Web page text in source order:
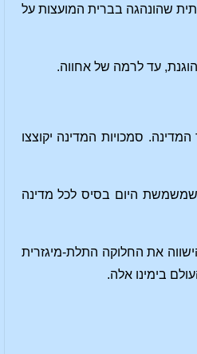
שהונהגה בברית המועצות על
עד לרמה של אחווה.
סמכויות המדינה יקוצצו
היום בסיס לכל מדינה
את החלוקה התלת-מיגזרית
בימינו אלה.